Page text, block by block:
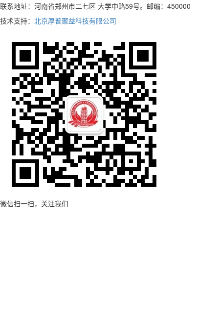
联系地址：河南省郑州市二七区 大学中路59号。邮编：450000
技术支持： 北京厚普聚益科技有限公司
微信扫一扫，关注我们